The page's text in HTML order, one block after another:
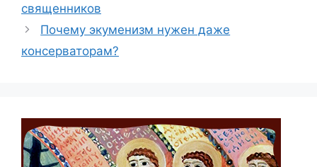
священников
Почему экуменизм нужен даже
консерваторам?